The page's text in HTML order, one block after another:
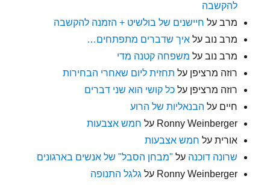
להקשבה
מרב על חיישנים של בולשיט + הזמנה להקשבה
מרב נוב עלאיך שדברים מתפתחים…
מרב נוב על משפחה קטנה מדי
רוזה מרציפן על תחזית ליום שאחרי הבחירות
רוזה מרציפן עלכל קושי הוא שני דברים
חיים על הבנאליות של הרוע
Ronny Weinberger על חמש אצבעות
אורית על חמש אצבעות
שרונה דוכנה על "מבחן הסבל" של אנשים בארגונים
Ronny Weinberger על גלגל התנופה